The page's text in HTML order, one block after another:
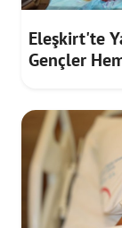
Eleşkirt'te
Gençler